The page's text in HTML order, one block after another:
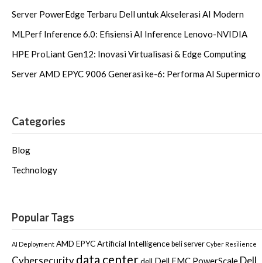
Server PowerEdge Terbaru Dell untuk Akselerasi AI Modern
MLPerf Inference 6.0: Efisiensi AI Inference Lenovo-NVIDIA
HPE ProLiant Gen12: Inovasi Virtualisasi & Edge Computing
Server AMD EPYC 9006 Generasi ke-6: Performa AI Supermicro
Categories
Blog
Technology
Popular Tags
AI Deployment AMD EPYCArtificial Intelligence beli server Cyber Resilience
Cybersecurity data center Dell EMC PowerScale Dell